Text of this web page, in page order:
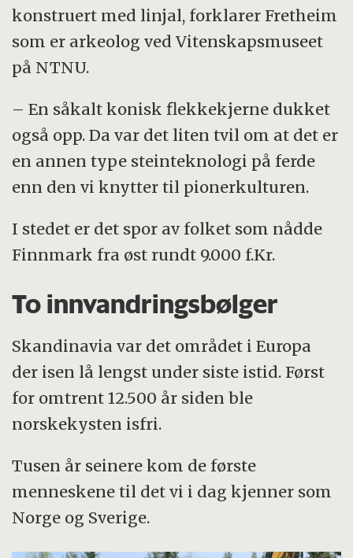
konstruert med linjal, forklarer Fretheim
som er arkeolog ved Vitenskapsmuseet
på NTNU.
– En såkalt konisk flekkekjerne dukket
også opp. Da var det liten tvil om at det er
en annen type steinteknologi på ferde
enn den vi knytter til pionerkulturen.
I stedet er det spor av folket som nådde
Finnmark fra øst rundt 9.000 f.Kr.
To innvandringsbølger
Skandinavia var det området i Europa
der isen lå lengst under siste istid. Først
for omtrent 12.500 år siden ble
norskekysten isfri.
Tusen år seinere kom de første
menneskene til det vi i dag kjenner som
Norge og Sverige.